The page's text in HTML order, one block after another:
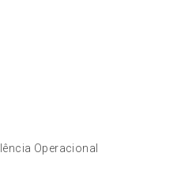
Operacional